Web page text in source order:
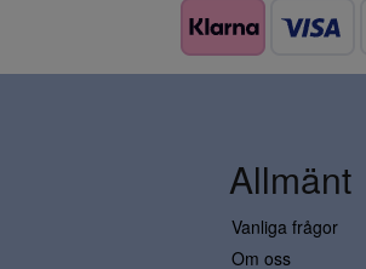
Allmänt
Vanliga frågor
Om oss